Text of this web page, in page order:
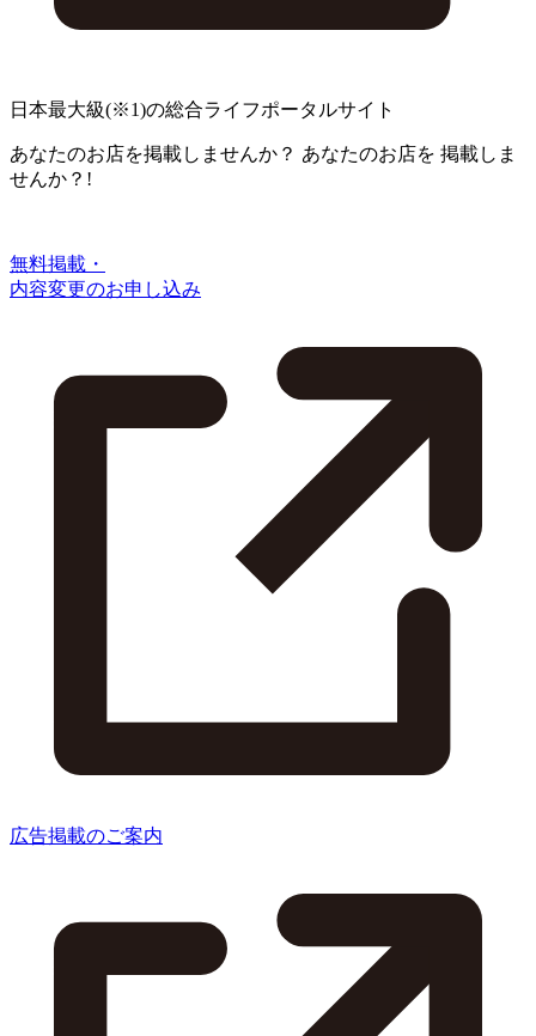
日本最大級(※1)の総合ライフポータルサイト
あなたのお店を掲載しませんか？ あなたのお店を 掲載しま
せんか？!
無料掲載・
内容変更のお申し込み
広告掲載のご案内